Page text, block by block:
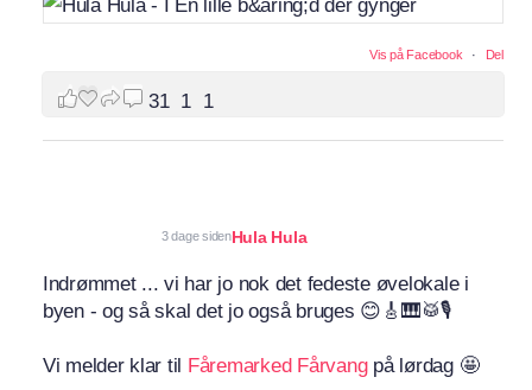
Vis på Facebook · Del
31 1 1
Hula Hula
3 dage siden
Indrømmet ... vi har jo nok det fedeste øvelokale i
byen - og så skal det jo også bruges 😊🎸🎹🥁🎙️
Vi melder klar til Fåremarked Fårvangpå lørdag 🤩